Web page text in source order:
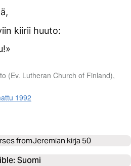
kiirii huuto:
(Ev. Lutheran Church of Finland),
1992
fromJeremian kirja 50
Suomi